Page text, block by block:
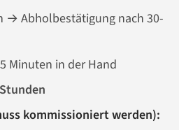
→ Abholbestätigung nach 30-
Minuten in der Hand
kommissioniert werden):